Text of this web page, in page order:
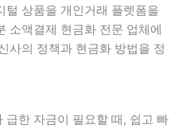
털 상품을 개인거래 플렛폼을
소액결제 현금화 전문 업체에
사의 정책과 현금화 방법을 정
급한 자금이 필요할 때 , 쉽고 빠